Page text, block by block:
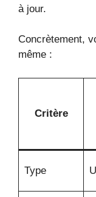
à jour.
Concrètement,
même :
Critère
Type